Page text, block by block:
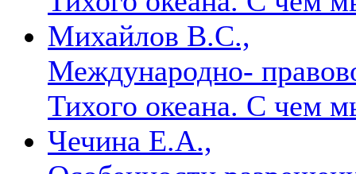
Михайлов В.С.,
Международно-
Тихого океана. С чем
Чечина Е.А.,